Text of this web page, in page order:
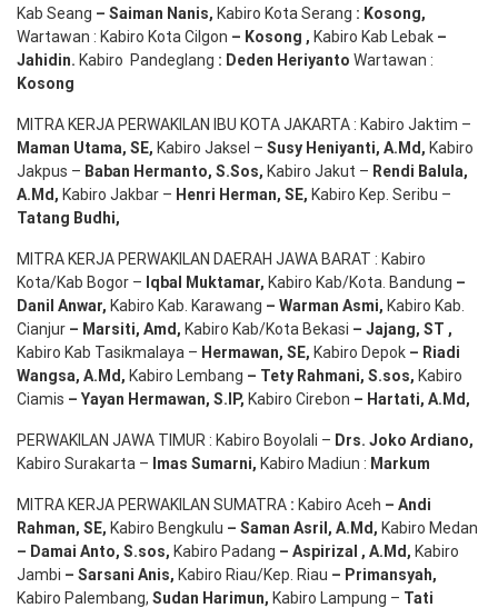
Kab Seang – Saiman Nanis, Kabiro Kota Serang : Kosong,
Wartawan : Kabiro Kota Cilgon – Kosong , Kabiro Kab Lebak –
Jahidin. Kabiro Pandeglang : Deden Heriyanto Wartawan :
Kosong
MITRA KERJA PERWAKILAN IBU KOTA JAKARTA : Kabiro Jaktim –
Maman Utama, SE, Kabiro Jaksel – Susy Heniyanti, A.Md, Kabiro
Jakpus – Baban Hermanto, S.Sos, Kabiro Jakut – Rendi Balula,
A.Md, Kabiro Jakbar – Henri Herman, SE, Kabiro Kep. Seribu –
Tatang Budhi,
MITRA KERJA PERWAKILAN DAERAH JAWA BARAT : Kabiro
Kota/Kab Bogor – Iqbal Muktamar, Kabiro Kab/Kota. Bandung –
Danil Anwar, Kabiro Kab. Karawang – Warman Asmi, Kabiro Kab.
Cianjur – Marsiti, Amd, Kabiro Kab/Kota Bekasi – Jajang, ST ,
Kabiro Kab Tasikmalaya – Hermawan, SE, Kabiro Depok – Riadi
Wangsa, A.Md, Kabiro Lembang – Tety Rahmani, S.sos, Kabiro
Ciamis – Yayan Hermawan, S.IP, Kabiro Cirebon – Hartati, A.Md,
PERWAKILAN JAWA TIMUR : Kabiro Boyolali – Drs. Joko Ardiano,
Kabiro Surakarta – Imas Sumarni, Kabiro Madiun : Markum
MITRA KERJA PERWAKILAN SUMATRA : Kabiro Aceh – Andi
Rahman, SE, Kabiro Bengkulu – Saman Asril, A.Md, Kabiro Medan
– Damai Anto, S.sos, Kabiro Padang – Aspirizal , A.Md, Kabiro
Jambi – Sarsani Anis, Kabiro Riau/Kep. Riau – Primansyah,
Kabiro Palembang, Sudan Harimun, Kabiro Lampung – Tati